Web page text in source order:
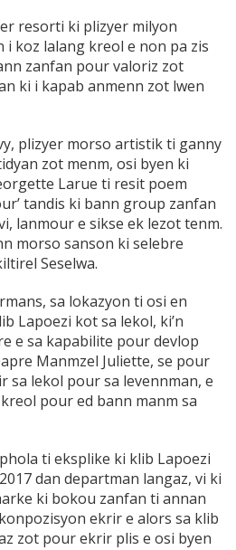
resorti ki plizyer milyon
koz lalang kreol e non pa zis
zanfan pour valoriz zot
ki i kapab anmenn zot lwen
plizyer morso artistik ti ganny
zot menm, osi byen ki
Larue ti resit poem
tandis ki bann group zanfan
lanmour e sikse ek lezot tenm.
morso sanson ki selebre
Seselwa.
sa lokazyon ti osi en
Lapoezi kot sa lekol, ki’n
e sa kapabilite pour devlop
Manmzel Juliette, se pour
sa lekol pour sa levennman, e
pour ed bann manm sa
ti eksplike ki klib Lapoezi
dan departman langaz, vi ki
ki bokou zanfan ti annan
ekrir e alors sa klib
zot pour ekrir plis e osi byen